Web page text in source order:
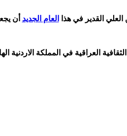
العلي القدير في هذا العام الجديد أن
الثقافية العراقية في المملكة الاردنية